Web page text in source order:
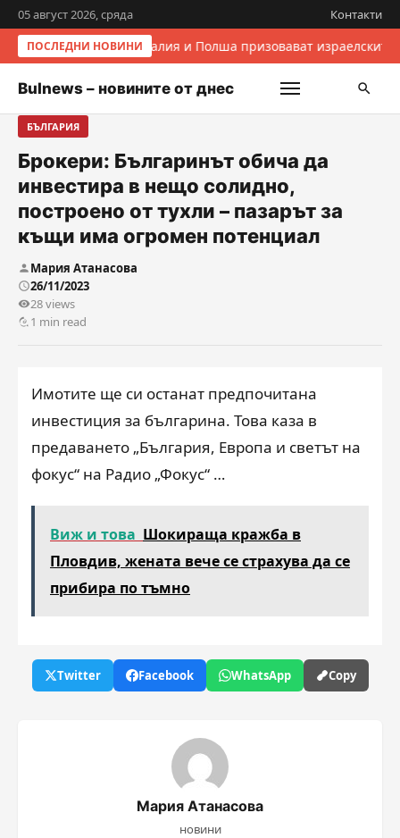
05 август 2026, сряда Контакти
ПОСЛЕДНИ НОВИНИИталия и Полша призовават
Bulnews – новините от днес
БЪЛГАРИЯ
Брокери: Българинът обича да
инвестира в нещо солидно,
построено от тухли – пазарът за
къщи има огромен потенциал
Мария Атанасова
26/11/2023
28 views
1 min read
Имотите ще си останат предпочитана
инвестиция за българина. Това каза в
предаването „България, Европа и светът на
фокус“ на Радио „Фокус“ …
Виж и това Шокираща кражба в
Пловдив, жената вече се страхува да се
прибира по тъмно
Twitter Facebook WhatsApp Copy
Мария Атанасова
новини